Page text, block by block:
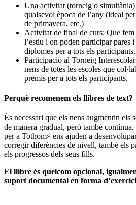
Una activitat (torneig o simultània)
qualsevol època de l’any (ideal
de primavera, etc.)
Activitat de final de curs: Que
l’estiu i on poden participar pares
diplomes per a tots els participants.
Participació al Torneig
nens de totes les escoles que
premis per a tots els participants.
Perquè recomenem els llibres de text?
És necessari que els nens augmentin els
de manera gradual, però també
per a Tothom» ens ajuden a
corregir diferències de nivell, també els
els progressos dels seus fills.
El llibre és quelcom opcional,
suport documental en forma